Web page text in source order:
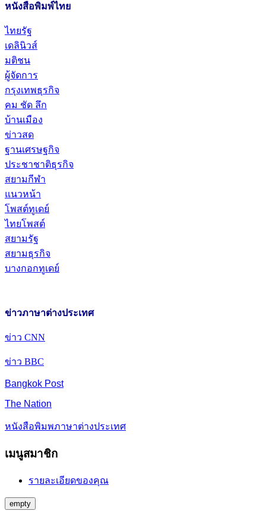
หนังสือพิมพ์ไทย
ไทยรัฐ
เดลินิวส์
มติชน
ผู้จัดการ
กรุงเทพธุรกิจ
คม ชัด ลึก
บ้านเมือง
ข่าวสด
ฐานเศรษฐกิจ
ประชาชาติธุรกิจ
สยามกีฬา
แนวหน้า
โพสต์ทูเดย์
ไทยโพสต์
สยามรัฐ
สยามธุรกิจ
บางกอกทูเดย์
ข่าวภาษาต่างประเทศ
ข่าว CNN
ข่าว BBC
Bangkok Post
The Nation
หนังสือพิมพภาษาต่างประเทศ
เมนูสมาชิก
รายละเอียดของคุณ
empty